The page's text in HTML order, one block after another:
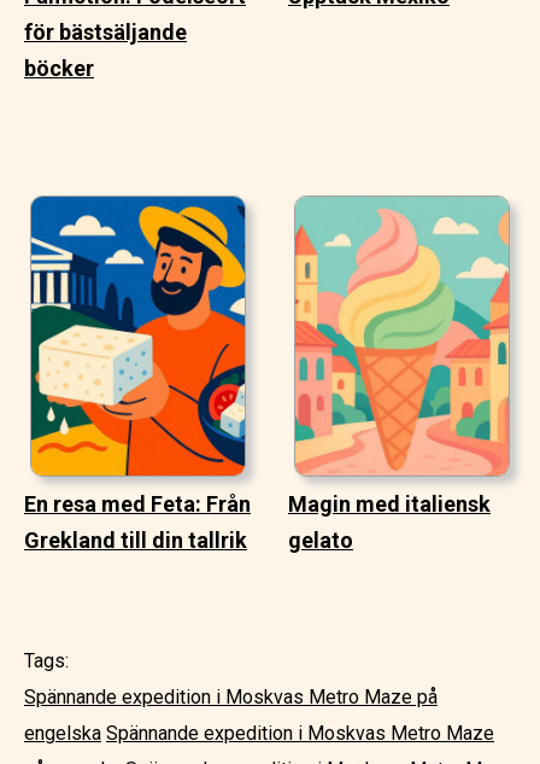
för bästsäljande
böcker
En resa med Feta: Från
Grekland till din tallrik
Magin med italiensk
gelato
Tags:
Spännande expedition i Moskvas Metro Maze på
engelska Spännande expedition i Moskvas Metro Maze